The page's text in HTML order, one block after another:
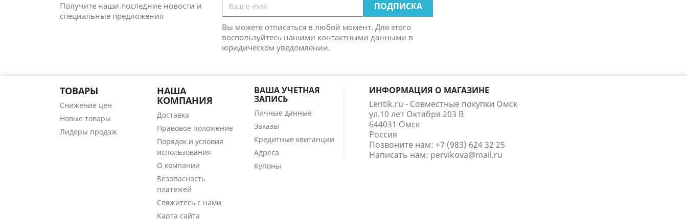
Получите наши последние новости и
специальные предложения
Вы можете отписаться в любой момент. Для этого
воспользуйтесь нашими контактными данными в
юридическом уведомлении.
ТОВАРЫ
Снижение цен
Новые товары
Лидеры продаж
НАША
КОМПАНИЯ
Доставка
Правовое положение
Порядок и условия
использования
О компании
Безопасность
платежей
Свяжитесь с нами
Карта сайта
ВАША УЧЕТНАЯ
ЗАПИСЬ
Личные данные
Заказы
Кредитные квитанции
Адреса
Купоны
ИНФОРМАЦИЯ О МАГАЗИНЕ
Lentik.ru - Совместные покупки Омск
ул.10 лет Октября 203 В
644031 Омск
Россия
Позвоните нам: +7 (983) 624 32 25
Написать нам: pervikova@mail.ru